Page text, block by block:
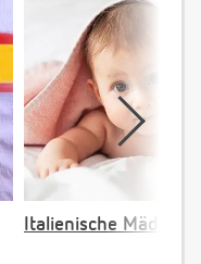
Italienische